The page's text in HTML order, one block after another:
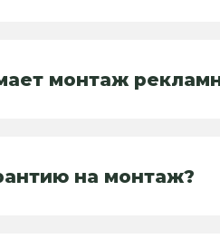
монтаж
на монтаж?